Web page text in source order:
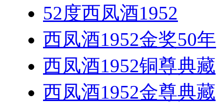
52度西凤酒1952
西凤酒1952金奖50年
西凤酒1952铜尊典藏
西凤酒1952金尊典藏